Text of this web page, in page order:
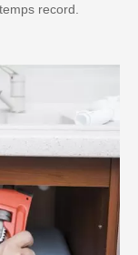
record.